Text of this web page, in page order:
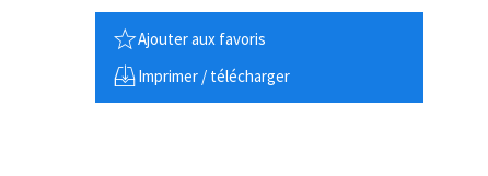
Ajouter aux favoris
Imprimer / télécharger